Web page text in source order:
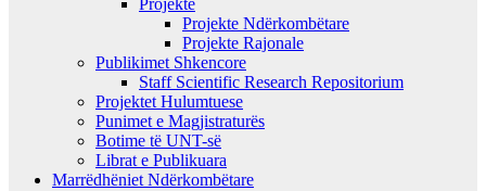
Projekte Ndërkombëtare
Projekte Rajonale
Publikimet Shkencore
Staff Scientific Research Repositorium
Projektet Hulumtuese
Punimet e Magjistraturës
Botime të UNT-së
Librat e Publikuara
Marrëdhëniet Ndërkombëtare